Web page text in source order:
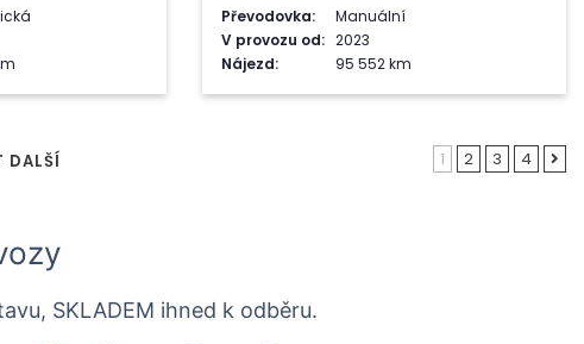
Převodovka:
Manuální
V provozu od: 2023
Nájezd:
95 552 km
DALŠÍ 1 2 3 4
SKLADEM ihned k odběru.